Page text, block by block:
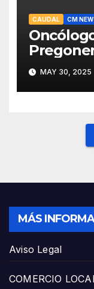
CAUDAL CM
Mieres:
y el HUCA
MAY 30, 2025
MÁS
Aviso Legal
COMERCIO